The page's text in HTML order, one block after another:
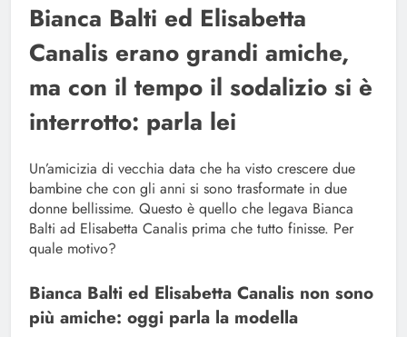
Bianca Balti ed Elisabetta
Canalis erano grandi amiche,
ma con il tempo il sodalizio si è
interrotto: parla lei
Un’amicizia di vecchia data che ha visto crescere due
bambine che con gli anni si sono trasformate in due
donne bellissime. Questo è quello che legava Bianca
Balti ad Elisabetta Canalis prima che tutto finisse. Per
quale motivo?
Bianca Balti ed Elisabetta Canalis non sono
più amiche: oggi parla la modella